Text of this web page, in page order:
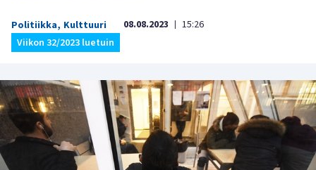
Politiikka, Kulttuuri 08.08.2023 | 15:26
Viikon 32/2023 luetuin